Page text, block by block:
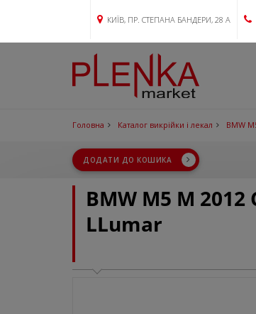
КИЇВ, ПР. СТЕПАНА БАНДЕРИ, 28 А
Головна Каталог викрійки і лекал BMW
ДОДАТИ ДО КОШИКА
BMW M5 M
LLumar